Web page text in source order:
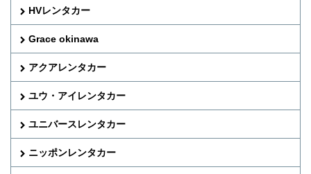
HVレンタカー
Grace okinawa
アクアレンタカー
ユウ・アイレンタカー
ユニバースレンタカー
ニッポンレンタカー